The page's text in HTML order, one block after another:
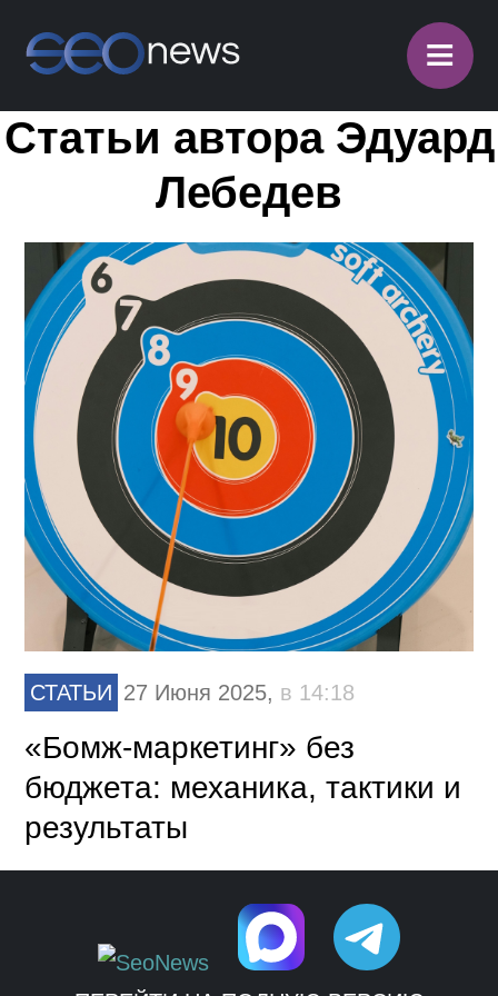
≡
Статьи автора Эдуард
Лебедев
СТАТЬИ 27 Июня 2025, в 14:18
«Бомж-маркетинг» без
бюджета: механика, тактики и
результаты